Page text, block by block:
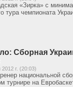
«Зирка» с
тура чемпионата
Сборная
2012 г. (20:03)
национальной
турнире на